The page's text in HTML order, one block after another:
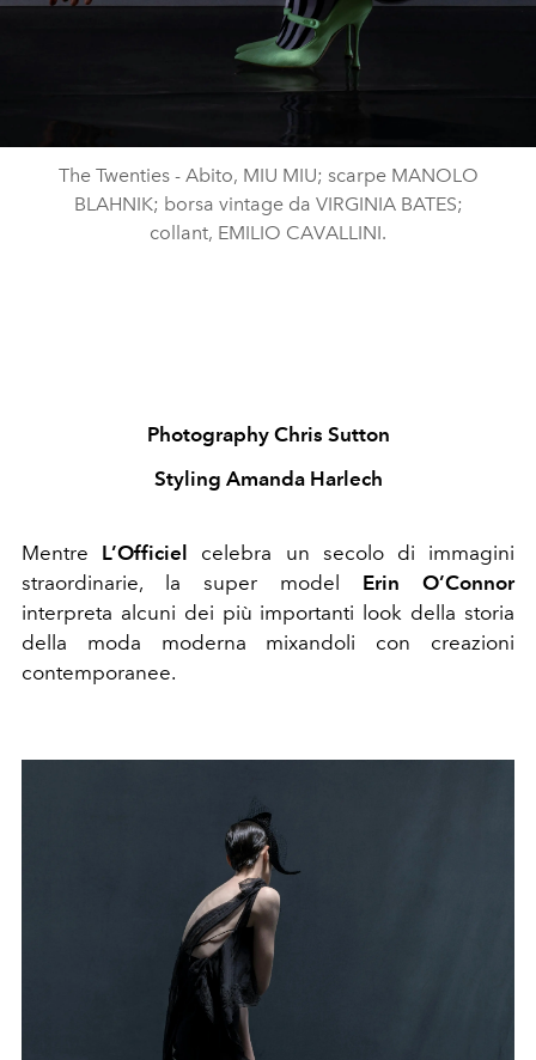
The Twenties - Abito, MIU MIU; scarpe MANOLO
BLAHNIK; borsa vintage da VIRGINIA BATES;
collant, EMILIO CAVALLINI.
Photography Chris Sutton
Styling Amanda Harlech
Mentre L’Officiel
celebra un secolo di immagini
straordinarie, la super model Erin O’Connor
interpreta alcuni dei più importanti look della storia
della moda moderna mixandoli con creazioni
contemporanee.